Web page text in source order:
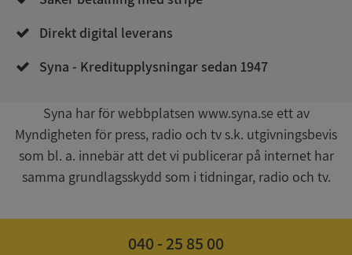
Direkt digital leverans
Syna - Kreditupplysningar sedan 1947
Syna har för webbplatsen www.syna.se ett av
Myndigheten för press, radio och tv s.k. utgivningsbevis
som bl. a. innebär att det vi publicerar på internet har
samma grundlagsskydd som i tidningar, radio och tv.
040 - 25 85 00
VISITOR_PRIVACY_METADATA
YouTube
.youtube.com
5 månader
4 veckor
Google
Privacy Policy